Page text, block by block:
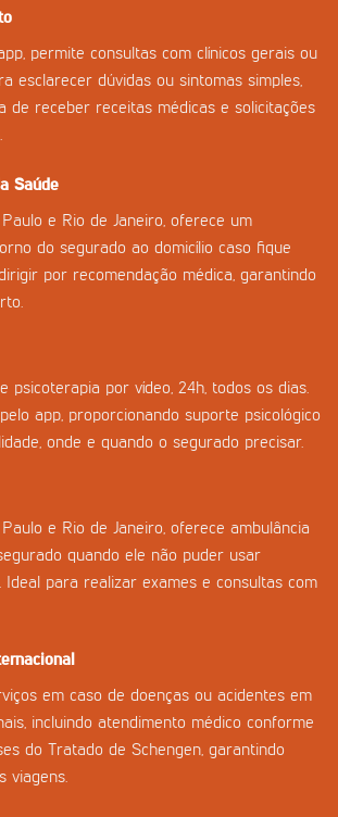
permite consultas com clínicos gerais ou
esclarecer dúvidas ou sintomas simples,
de receber receitas médicas e solicitações
Saúde
e Rio de Janeiro, oferece um
do segurado ao domicílio caso fique
por recomendação médica, garantindo
psicoterapia por vídeo, 24h, todos os dias.
app, proporcionando suporte psicológico
onde e quando o segurado precisar.
e Rio de Janeiro, oferece ambulância
quando ele não puder usar
Ideal para realizar exames e consultas com
em caso de doenças ou acidentes em
incluindo atendimento médico conforme
do Tratado de Schengen, garantindo
viagens.